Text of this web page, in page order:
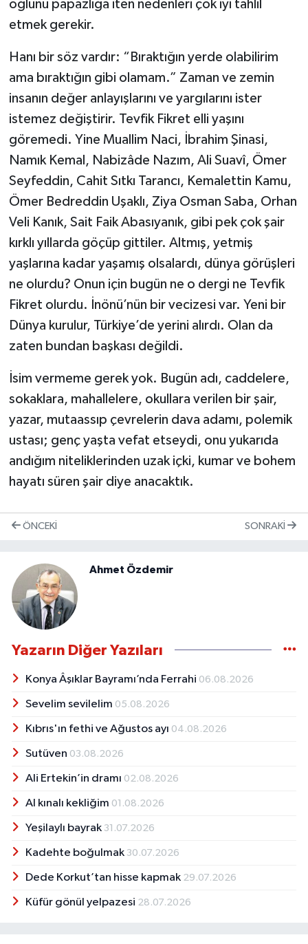
oğlunu papazlığa iten nedenleri çok iyi tahlil
etmek gerekir.
Hanı bir söz vardır: “Bıraktığın yerde olabilirim
ama bıraktığın gibi olamam.” Zaman ve zemin
insanın değer anlayışlarını ve yargılarını ister
istemez değiştirir. Tevfik Fikret elli yaşını
göremedi. Yine Muallim Naci, İbrahim Şinasi,
Namık Kemal, Nabizâde Nazım, Ali Suavî, Ömer
Seyfeddin, Cahit Sıtkı Tarancı, Kemalettin Kamu,
Ömer Bedreddin Uşaklı, Ziya Osman Saba, Orhan
Veli Kanık, Sait Faik Abasıyanık, gibi pek çok şair
kırklı yıllarda göçüp gittiler. Altmış, yetmiş
yaşlarına kadar yaşamış olsalardı, dünya görüşleri
ne olurdu? Onun için bugün ne o dergi ne Tevfik
Fikret olurdu. İnönü’nün bir vecizesi var. Yeni bir
Dünya kurulur, Türkiye’de yerini alırdı. Olan da
zaten bundan başkası değildi.
İsim vermeme gerek yok. Bugün adı, caddelere,
sokaklara, mahallelere, okullara verilen bir şair,
yazar, mutaassıp çevrelerin dava adamı, polemik
ustası; genç yaşta vefat etseydi, onu yukarıda
andığım niteliklerinden uzak içki, kumar ve bohem
hayatı süren şair diye anacaktık.
ÖNCEKI SONRAKI
Ahmet Özdemir
Yazarın Diğer Yazıları
Konya Âşıklar Bayramı’nda Ferrahi 06.08.2026
Sevelim sevilelim 05.08.2026
Kıbrıs'ın fethi ve Ağustos ayı 04.08.2026
Sutüven 03.08.2026
Ali Ertekin’in dramı 02.08.2026
Al kınalı kekliğim 01.08.2026
Yeşilaylı bayrak 31.07.2026
Kadehte boğulmak 30.07.2026
Dede Korkut’tan hisse kapmak 29.07.2026
Küfür gönül yelpazesi 28.07.2026